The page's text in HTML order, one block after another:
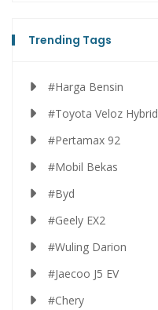
Trending Tags
#Harga Bensin
#Toyota Veloz Hybrid
#Pertamax 92
#Mobil Bekas
#Byd
#Geely EX2
#Wuling Darion
#Jaecoo J5 EV
#Chery